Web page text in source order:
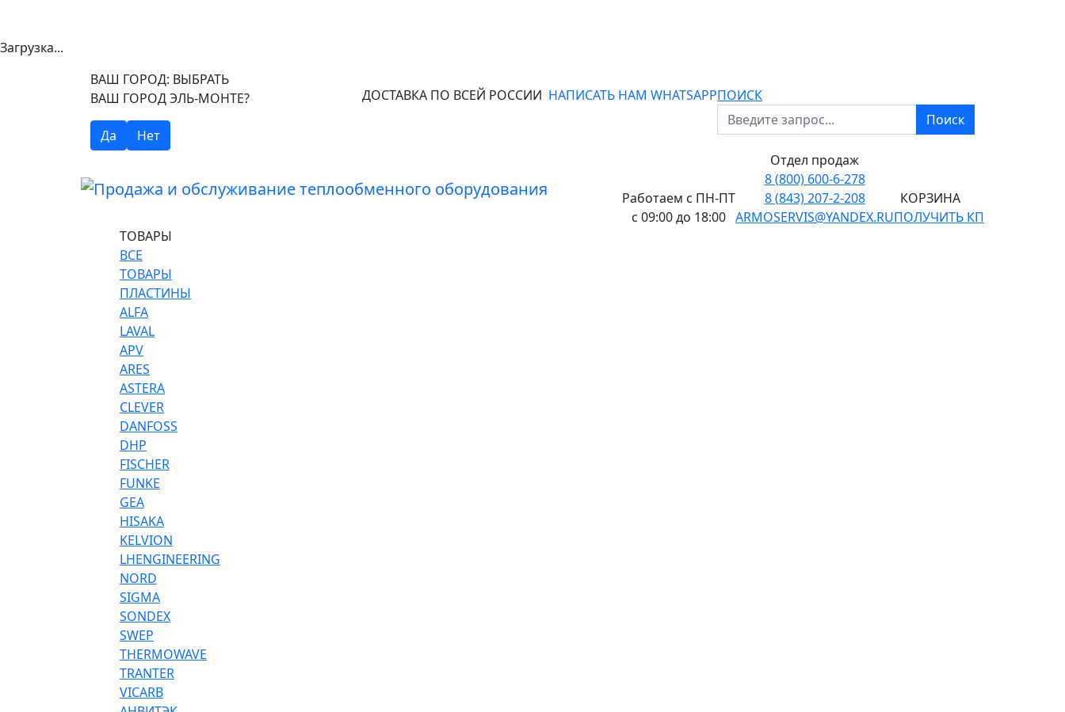
Загрузка...
ВАШ ГОРОД: ВЫБРАТЬ
ВАШ ГОРОД ЭЛЬ-МОНТЕ?
Да Нет
ДОСТАВКА ПО ВСЕЙ РОССИИ НАПИСАТЬ НАМ WHATSAPPПОИСК
Поиск
Работаем с ПН-ПТ
с 09:00 до 18:00
Отдел продаж
8 (800) 600-6-278
8 (843) 207-2-208
ARMOSERVIS@YANDEX.RU
КОРЗИНА
ПОЛУЧИТЬ КП
ТОВАРЫ
ВСЕ
ТОВАРЫ
ПЛАСТИНЫ
ALFA
LAVAL
APV
ARES
ASTERA
CLEVER
DANFOSS
DHP
FISCHER
FUNKE
GEA
HISAKA
KELVION
LHENGINEERING
NORD
SIGMA
SONDEX
SWEP
THERMOWAVE
TRANTER
VICARB